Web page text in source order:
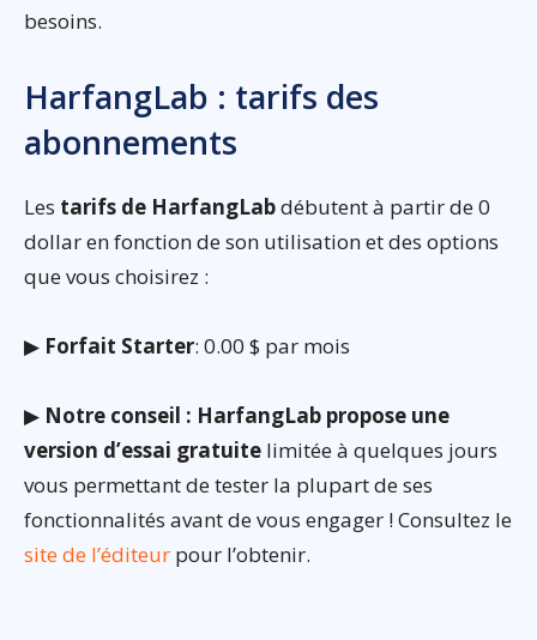
besoins.
HarfangLab : tarifs des
abonnements
Les tarifs de HarfangLabdébutent à partir de 0
dollar en fonction de son utilisation et des options
que vous choisirez :
▶ Forfait Starter: 0.00 $ par mois
▶ Notre conseil : HarfangLab propose une
version d’essai gratuite limitée à quelques jours
vous permettant de tester la plupart de ses
fonctionnalités avant de vous engager ! Consultez le
site de l’éditeur pour l’obtenir.